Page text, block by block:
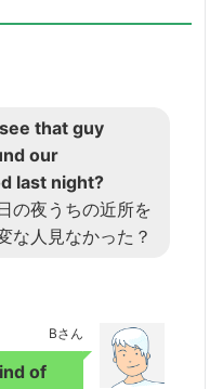
that guy
our
last night?
の夜うちの近所を
な人見なかった？
Bさん
of